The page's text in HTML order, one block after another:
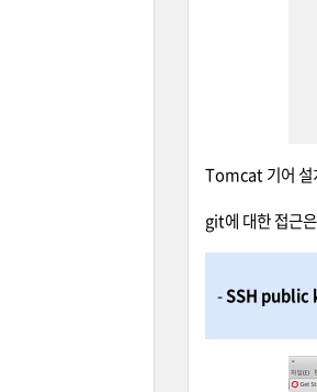
Tomcat 기어 설
git에 대한 접근
-SSH